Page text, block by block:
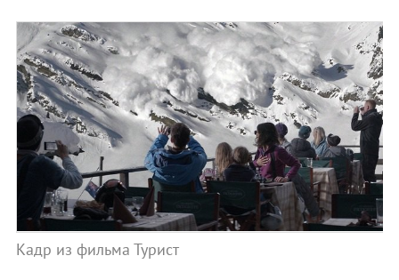
Кадр из фильма Турист